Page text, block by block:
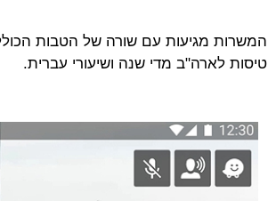
טיסות לארה"ב מדי שנה ושיעורי עברית.